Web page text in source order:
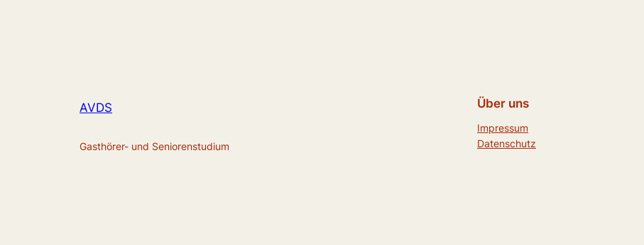
AVDS
Gasthörer- und Seniorenstudium
Über uns
Impressum
Datenschutz